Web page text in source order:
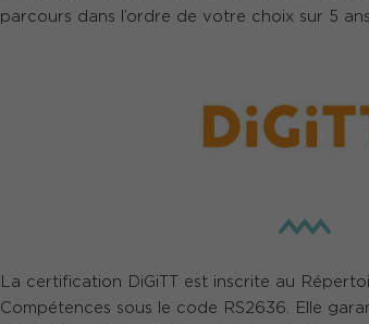
parcours dans l’ordre de votre choix sur 5 ans
La certification DiGiTT est inscrite au
Compétences sous le code RS2636. Elle